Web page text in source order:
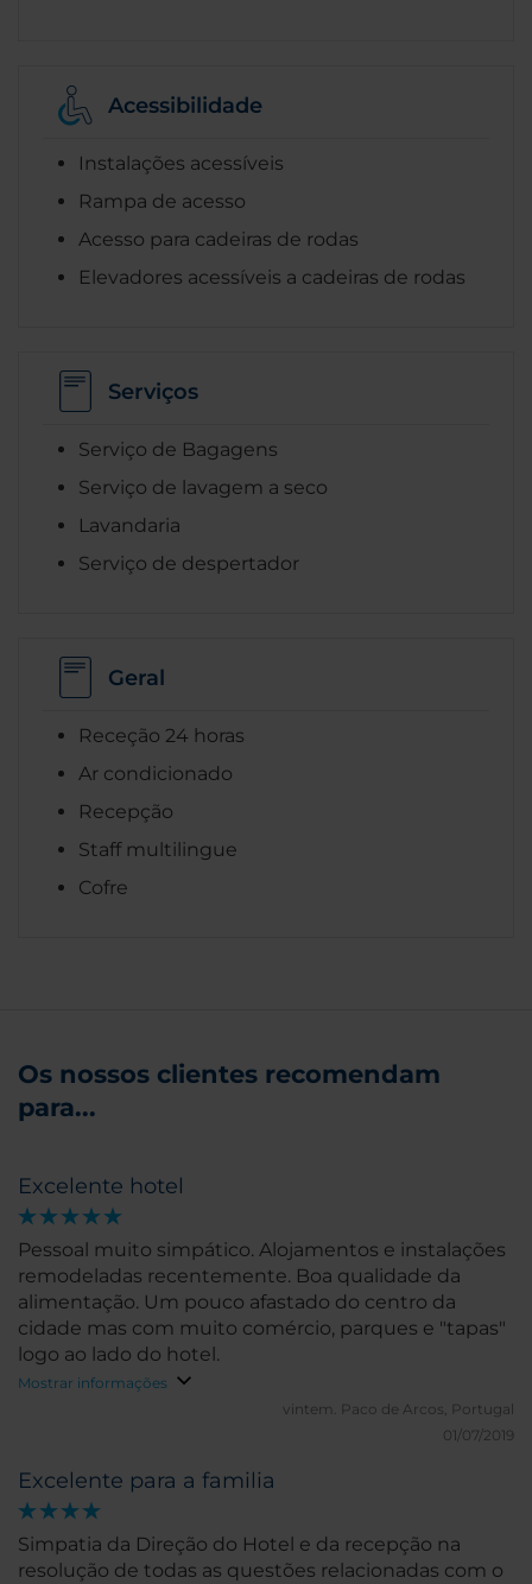
Acessibilidade
Instalações acessíveis
Rampa de acesso
Acesso para cadeiras de rodas
Elevadores acessíveis a cadeiras de rodas
Serviços
Serviço de Bagagens
Serviço de lavagem a seco
Lavandaria
Serviço de despertador
Geral
Receção 24 horas
Ar condicionado
Recepção
Staff multilingue
Cofre
Os nossos clientes recomendam
para...
Excelente hotel
Pessoal muito simpático. Alojamentos e instalações
remodeladas recentemente. Boa qualidade da
alimentação. Um pouco afastado do centro da
cidade mas com muito comércio, parques e "tapas"
logo ao lado do hotel.
Mostrar informações
vintem.
Paco de Arcos, Portugal
01/07/2019
Excelente para a familia
Simpatia da Direção do Hotel e da recepção na
resolução de todas as questões relacionadas com o